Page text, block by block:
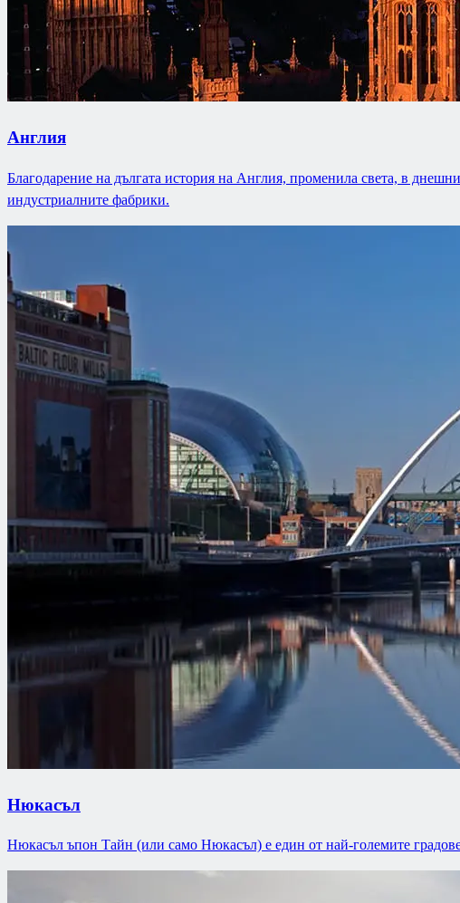
Англия
Благодарение на дългата история на Англия, променила света, в
индустриалните фабрики.
Нюкасъл
Нюкасъл ъпон Тайн (или само Нюкасъл) е един от най-големите